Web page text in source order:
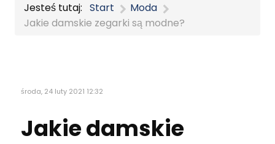
Jesteś tutaj: Start
Moda
Jakie damskie zegarki są modne?
środa, 24 luty 2021 12:32
Jakie damskie